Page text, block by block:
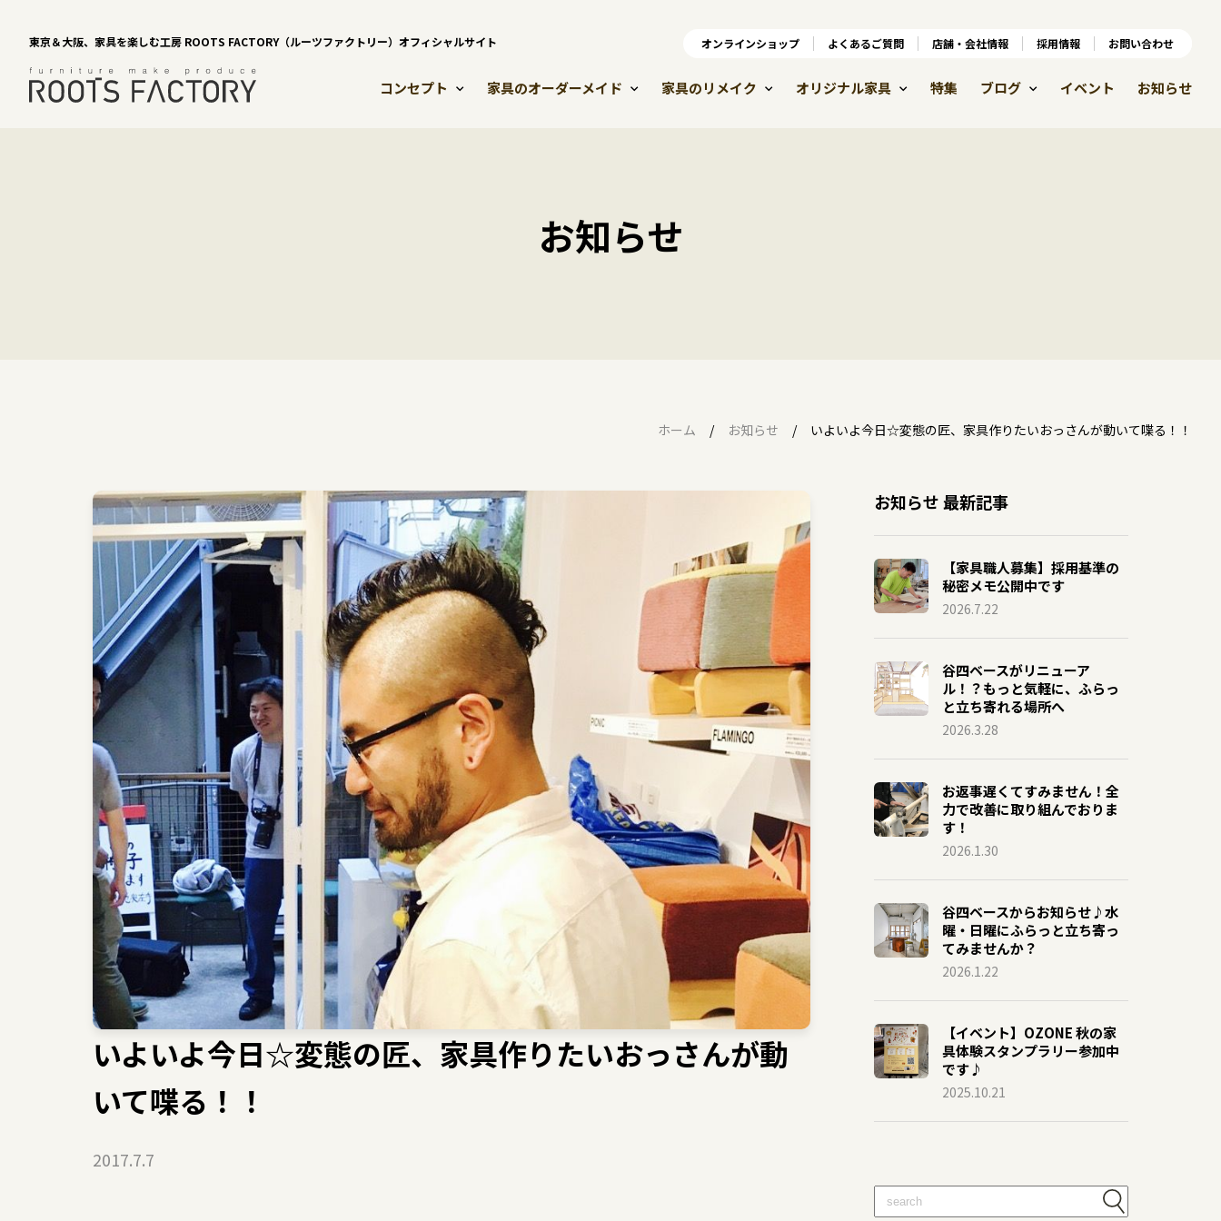
東京＆大阪、家具を楽しむ工房 ROOTS FACTORY（ルーツファクトリー）オフィシャルサイト オンラインショップ よくあるご質問 店舗・会社情報 採用情報
コンセプト 家具のオーダーメイド 家具のリメイク オリジナル家具 特集 ブログ イベント お知らせ
オンラインショップ よくあるご質問 店舗・会社情報 採用情報 お問い合わせ
お知らせ
ホーム お知らせ いよいよ今日☆変態の匠、家具作りたいおっさんが動いて喋る！！
いよいよ今日☆変態の匠、家具作りたいおっさんが動
いて喋る！！
2017.7.7
お知らせ 最新記事
【家具職人募集】採用基準の
秘密メモ公開中です
2026.7.22
谷四ベースがリニューア
ル！？もっと気軽に、ふらっ
と立ち寄れる場所へ
2026.3.28
お返事遅くてすみません！全
力で改善に取り組んでおりま
す！
2026.1.30
谷四ベースからお知らせ♪水
曜・日曜にふらっと立ち寄っ
てみませんか？
2026.1.22
【イベント】OZONE 秋の家
具体験スタンプラリー参加中
です♪
2025.10.21